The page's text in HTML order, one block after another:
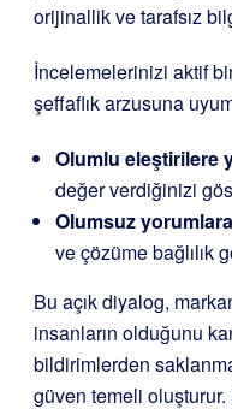
orijinallik ve tarafsız
İncelemelerinizi aktif
şeffaflık arzusuna
Olumlu eleştirilere
değer verdiğinizi
Olumsuz
ve çözüme bağlılık
Bu açık diyalog,
insanların olduğunu
bildirimlerden
güven temeli